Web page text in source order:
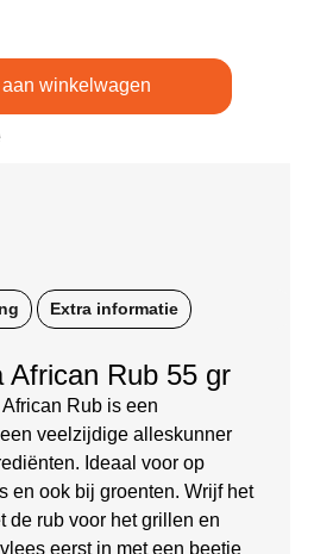
winkelwagen
Extra informatie
African Rub 55 gr
Rub is een
veelzijdige alleskunner
Ideaal voor op
en ook bij groenten. Wrijf het
de rub voor het grillen en
eerst in met een beetje